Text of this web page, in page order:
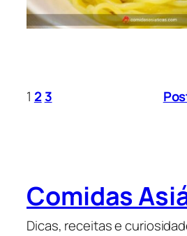
1 2 3
Comidas
Dicas, receitas e